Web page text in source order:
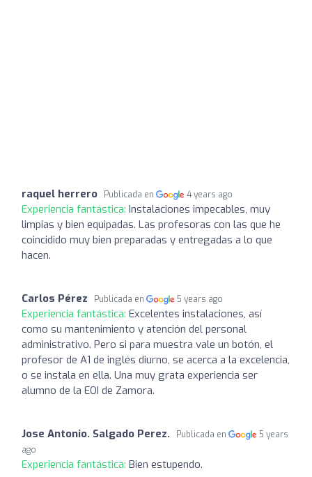
raquel herrero Publicada en 4 years ago
Experiencia fantástica: Instalaciones impecables, muy
limpias y bien equipadas. Las profesoras con las que he
coincidido muy bien preparadas y entregadas a lo que
hacen.
Carlos Pérez Publicada en 5 years ago
Experiencia fantástica: Excelentes instalaciones, así
como su mantenimiento y atención del personal
administrativo. Pero si para muestra vale un botón, el
profesor de A1 de inglés diurno, se acerca a la excelencia,
o se instala en ella. Una muy grata experiencia ser
alumno de la EOI de Zamora.
Jose Antonio. Salgado Perez. Publicada en
5 years
ago
Experiencia fantástica: Bien estupendo.